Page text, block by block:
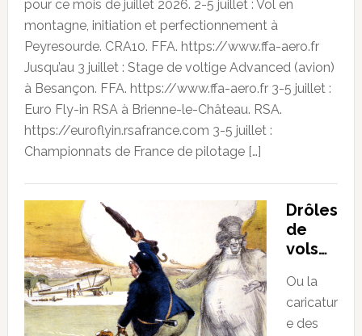
pour ce mois de juillet 2026. 2-5 juillet : Vol en
montagne, initiation et perfectionnement à
Peyresourde. CRA10. FFA. https://www.ffa-aero.fr
Jusqu’au 3 juillet : Stage de voltige Advanced (avion)
à Besançon. FFA. https://www.ffa-aero.fr 3-5 juillet :
Euro Fly-in RSA à Brienne-le-Château. RSA.
https://euroflyin.rsafrance.com 3-5 juillet :
Championnats de France de pilotage […]
Drôles
de
vols…
Ou la
caricatur
e des